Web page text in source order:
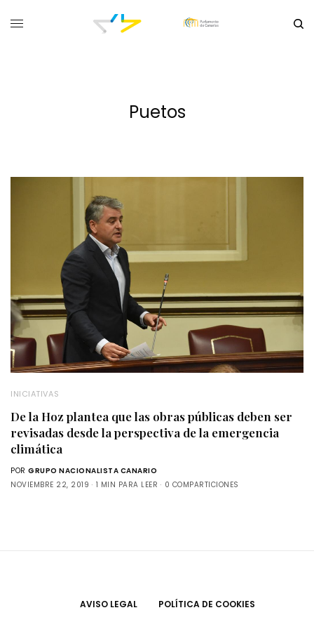
Puetos
INICIATIVAS
De la Hoz plantea que las obras públicas deben ser
revisadas desde la perspectiva de la emergencia
climática
POR GRUPO NACIONALISTA CANARIO
NOVIEMBRE 22, 2019
1 MIN PARA LEER 0 COMPARTICIONES
AVISO LEGAL POLÍTICA DE COOKIES